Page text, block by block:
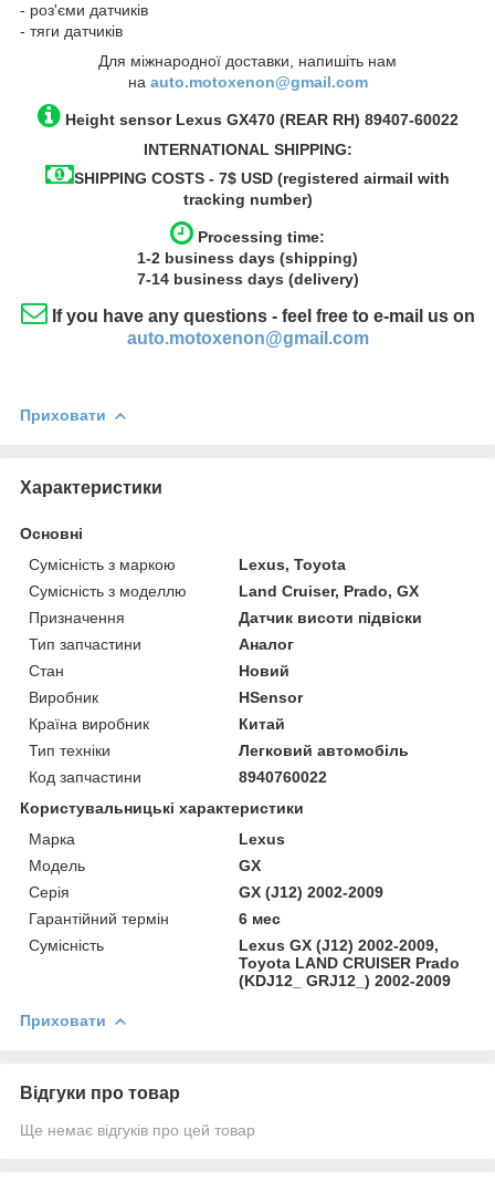
- роз'єми датчиків
- тяги датчиків
Для міжнародної доставки, напишіть нам
на auto.motoxenon@gmail.com
Height sensor Lexus GX470 (REAR RH) 89407-60022
INTERNATIONAL SHIPPING:
SHIPPING COSTS - 7$ USD (registered airmail with
tracking number)
Processing time:
1-2 business days (shipping)
7-14 business days (delivery)
If you have any questions - feel free to e-mail us on
auto.motoxenon@gmail.com
Приховати
Характеристики
Основні
Сумісність з маркою
Lexus, Toyota
Сумісність з моделлю
Land Cruiser, Prado, GX
Призначення
Датчик висоти підвіски
Тип запчастини
Аналог
Стан
Новий
Виробник
HSensor
Країна виробник
Китай
Тип техніки
Легковий автомобіль
Код запчастини
8940760022
Користувальницькі характеристики
Марка
Lexus
Модель
GX
Серія
GX (J12) 2002-2009
Гарантійний термін
6 мес
Сумісність
Lexus GX (J12) 2002-2009,
Toyota LAND CRUISER Prado
(KDJ12_ GRJ12_) 2002-2009
Приховати
Відгуки про товар
Ще немає відгуків про цей товар